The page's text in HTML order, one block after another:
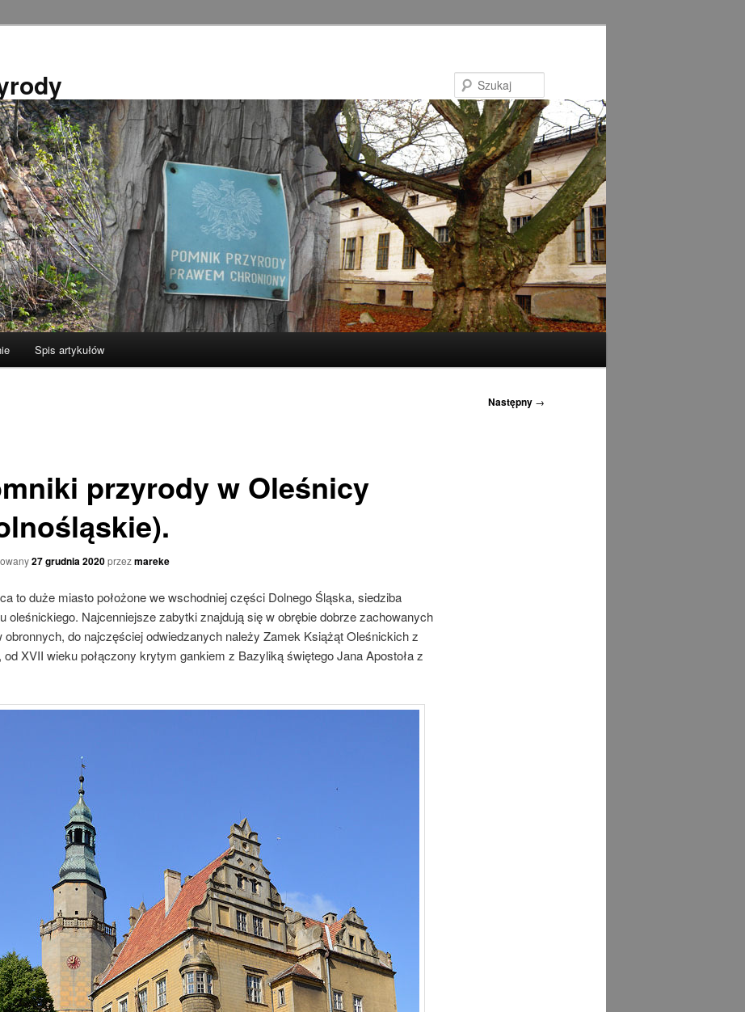
Spis artykułów
Następny →
przyrody w Oleśnicy
27 grudnia 2020przezmareke
to duże miasto położone we wschodniej części Dolnego Śląska, siedziba
oleśnickiego. Najcenniejsze zabytki znajdują się w obrębie dobrze zachowanych
obronnych, do najczęściej odwiedzanych należy Zamek Książąt Oleśnickich z
od XVII wieku połączony krytym gankiem z Bazyliką świętego Jana Apostoła z